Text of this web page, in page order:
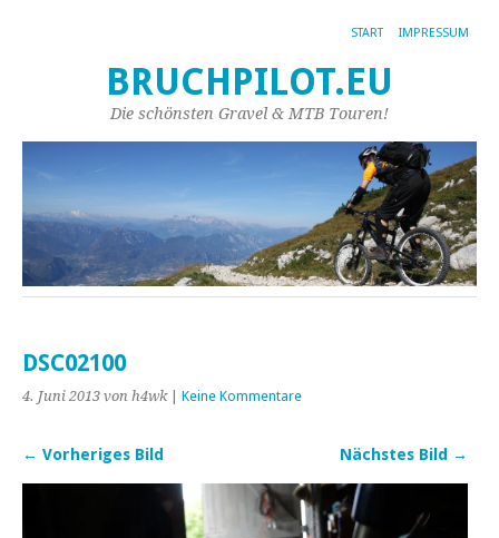
START IMPRESSUM
BRUCHPILOT.EU
Die schönsten Gravel & MTB Touren!
DSC02100
4. Juni 2013 von h4wk| Keine Kommentare
← Vorheriges Bild Nächstes Bild →